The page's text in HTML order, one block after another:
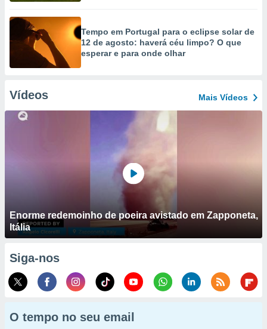
Tempo em Portugal para o eclipse solar de
12 de agosto: haverá céu limpo? O que
esperar e para onde olhar
Vídeos Mais Vídeos
Enorme redemoinho de poeira avistado em Zapponeta,
Itália
Siga-nos
O tempo no seu email